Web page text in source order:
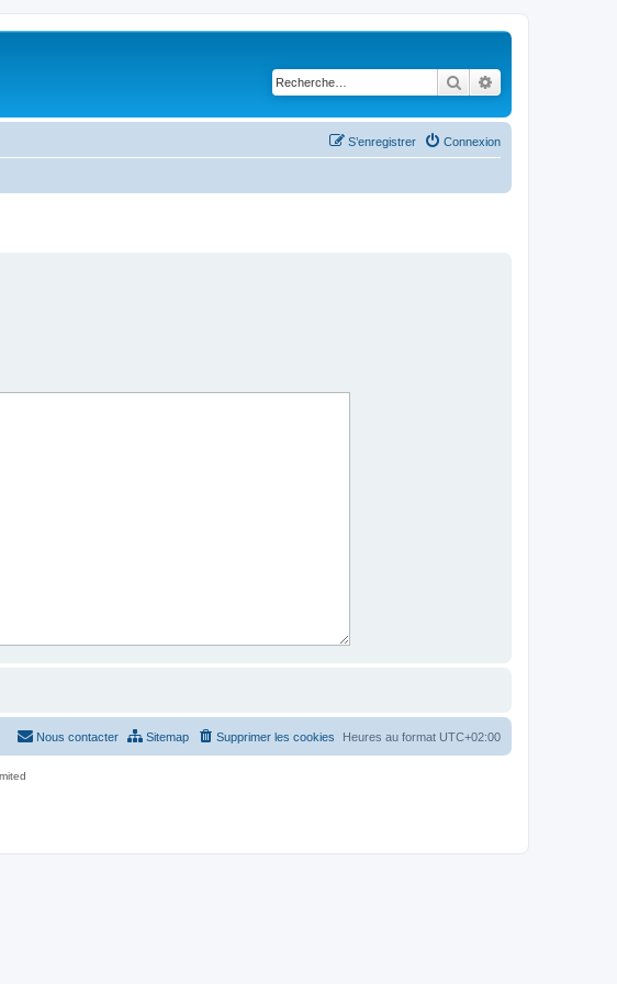
Rechercher
Connexion
S’enregistrer
Heures au format UTC+02:00
Supprimer les cookies
Sitemap
Nous contacter